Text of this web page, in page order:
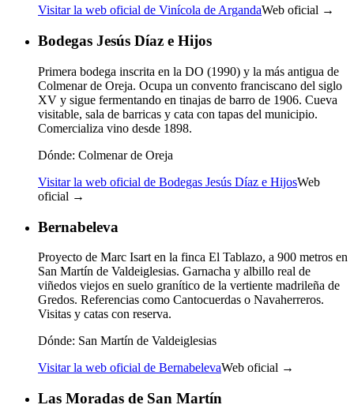
Visitar la web oficial de Vinícola de ArgandaWeb oficial →
Bodegas Jesús Díaz e Hijos
Primera bodega inscrita en la DO (1990) y la más antigua de
Colmenar de Oreja. Ocupa un convento franciscano del siglo
XV y sigue fermentando en tinajas de barro de 1906. Cueva
visitable, sala de barricas y cata con tapas del municipio.
Comercializa vino desde 1898.
Dónde: Colmenar de Oreja
Visitar la web oficial de Bodegas Jesús Díaz e HijosWeb
oficial →
Bernabeleva
Proyecto de Marc Isart en la finca El Tablazo, a 900 metros en
San Martín de Valdeiglesias. Garnacha y albillo real de
viñedos viejos en suelo granítico de la vertiente madrileña de
Gredos. Referencias como Cantocuerdas o Navaherreros.
Visitas y catas con reserva.
Dónde: San Martín de Valdeiglesias
Visitar la web oficial de BernabelevaWeb oficial →
Las Moradas de San Martín